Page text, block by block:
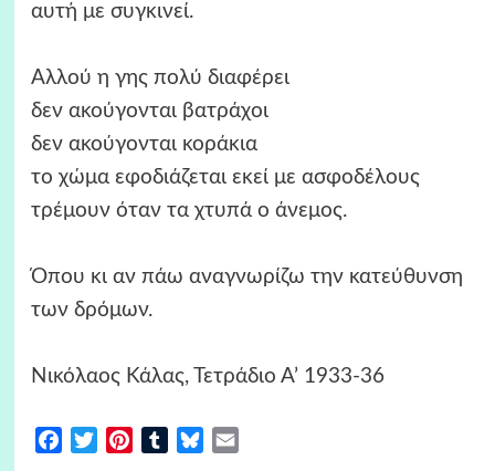
αυτή με συγκινεί.
Αλλού η γης πολύ διαφέρει
δεν ακούγονται βατράχοι
δεν ακούγονται κοράκια
το χώμα εφοδιάζεται εκεί με ασφοδέλους
τρέμουν όταν τα χτυπά ο άνεμος.
Όπου κι αν πάω αναγνωρίζω την κατεύθυνση
των δρόμων.
Νικόλαος Κάλας, Τετράδιο Α’ 1933-36
FacebookTwitterPinterestTumblrBluesky